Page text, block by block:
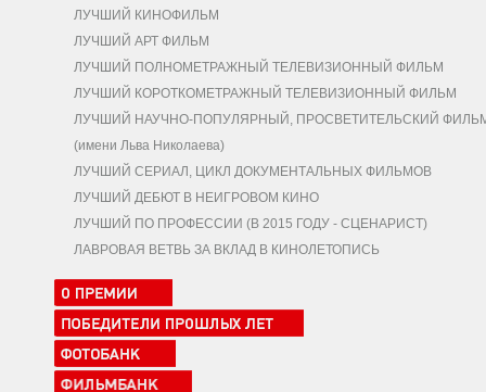
ЛУЧШИЙ КИНОФИЛЬМ
ЛУЧШИЙ АРТ ФИЛЬМ
ЛУЧШИЙ ПОЛНОМЕТРАЖНЫЙ ТЕЛЕВИЗИОННЫЙ ФИЛЬМ
ЛУЧШИЙ КОРОТКОМЕТРАЖНЫЙ ТЕЛЕВИЗИОННЫЙ ФИЛЬМ
ЛУЧШИЙ НАУЧНО-ПОПУЛЯРНЫЙ, ПРОСВЕТИТЕЛЬСКИЙ
(имени Льва Николаева)
ЛУЧШИЙ СЕРИАЛ, ЦИКЛ ДОКУМЕНТАЛЬНЫХ ФИЛЬМОВ
ЛУЧШИЙ ДЕБЮТ В НЕИГРОВОМ КИНО
ЛУЧШИЙ ПО ПРОФЕССИИ (В 2015 ГОДУ - СЦЕНАРИСТ)
ЛАВРОВАЯ ВЕТВЬ ЗА ВКЛАД В КИНОЛЕТОПИСЬ